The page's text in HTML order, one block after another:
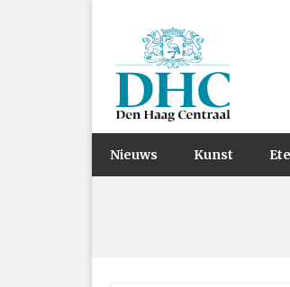
Nieuws Kunst